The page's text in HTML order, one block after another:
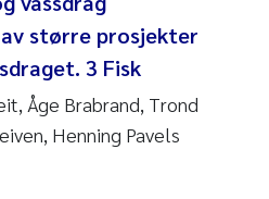
større prosjekter
3 Fisk
Åge Brabrand, Trond
Henning Pavels